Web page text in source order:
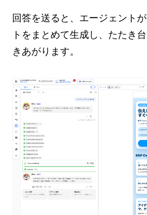
回答を送ると、エージェント
トをまとめて生成し、たたき
きあがります。